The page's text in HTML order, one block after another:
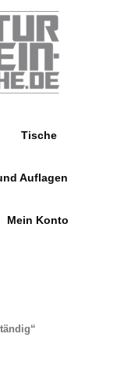
Tische
Auflagen
Mein Konto